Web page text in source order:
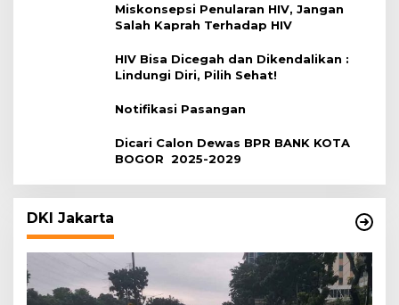
Miskonsepsi Penularan HIV, Jangan
Salah Kaprah Terhadap HIV
HIV Bisa Dicegah dan Dikendalikan :
Lindungi Diri, Pilih Sehat!
Notifikasi Pasangan
Dicari Calon Dewas BPR BANK KOTA
BOGOR 2025-2029
DKI Jakarta